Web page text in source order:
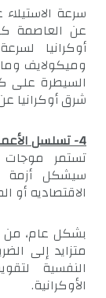
سرعة
عن العاصمة
أوكرانيا
وميكولايف
السيطرة على
شرق أوكرانيا
4- تسلسل الأعمال المنتظرة:
تستمر موجات
سيشكل أزمة
الاقتصاديه أو
بشكل عام، من
متزايد إلى
النفسية
الأوكرانية.